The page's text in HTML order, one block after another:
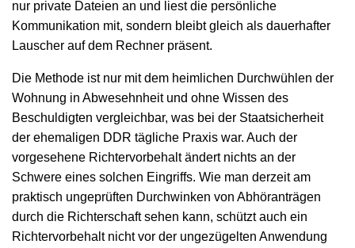
nur private Dateien an und liest die persönliche
Kommunikation mit, sondern bleibt gleich als dauerhafter
Lauscher auf dem Rechner präsent.
Die Methode ist nur mit dem heimlichen Durchwühlen der
Wohnung in Abwesehnheit und ohne Wissen des
Beschuldigten vergleichbar, was bei der Staatsicherheit
der ehemaligen DDR tägliche Praxis war. Auch der
vorgesehene Richtervorbehalt ändert nichts an der
Schwere eines solchen Eingriffs. Wie man derzeit am
praktisch ungeprüften Durchwinken von Abhöranträgen
durch die Richterschaft sehen kann, schützt auch ein
Richtervorbehalt nicht vor der ungezügelten Anwendung